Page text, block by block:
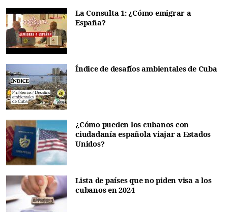
La Consulta 1: ¿Cómo emigrar a
España?
Índice de desafíos ambientales de Cuba
¿Cómo pueden los cubanos con
ciudadanía española viajar a Estados
Unidos?
Lista de países que no piden visa a los
cubanos en 2024